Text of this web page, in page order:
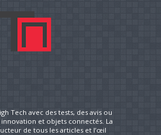
Tech avec des tests, des avis ou
et objets connectés. La
de tous les articles et l’œil